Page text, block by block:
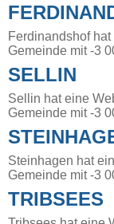
Ferdinandshof
Gemeinde mit -3
SELLIN
Sellin hat eine
Gemeinde mit -3
Steinhagen hat
Gemeinde mit -3
TRIBSEES